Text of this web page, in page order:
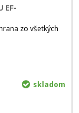
EF-
zo všetkých
skladom